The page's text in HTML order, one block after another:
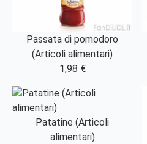
Passata di pomodoro
(Articoli alimentari)
1,98 €
Patatine (Articoli
alimentari)